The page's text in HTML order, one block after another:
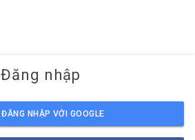
Đăng nhập
ĐĂNG NHẬP VỚI GOOGLE